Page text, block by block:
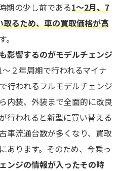
期の少し前である1～2月、7
るため、車の買取価格が高
影響するのがモデルチェンジ
２年周期で行われるマイナ
行われるフルモデルチェンジ
内装、外装まで全面的に改良
行われると新型に買い替える
車流通台数が多くなり、買取
あります。そのため、今乗っ
ンジの情報が入ったその時